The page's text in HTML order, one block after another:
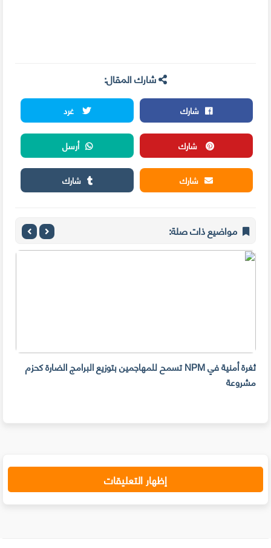
شارك المقال:
شارك
غرد
شارك
أرسل
شارك
شارك
مواضيع ذات صلة:
ثغرة أمنية في NPM تسمح للمهاجمين بتوزيع البرامج الضارة كحزم
مشروعة
إظهار التعليقات